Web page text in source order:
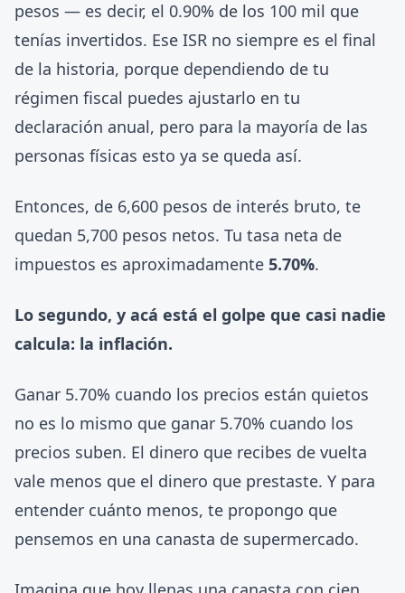
pesos — es decir, el 0.90% de los 100 mil que
tenías invertidos. Ese ISR no siempre es el final
de la historia, porque dependiendo de tu
régimen fiscal puedes ajustarlo en tu
declaración anual, pero para la mayoría de las
personas físicas esto ya se queda así.
Entonces, de 6,600 pesos de interés bruto, te
quedan 5,700 pesos netos. Tu tasa neta de
impuestos es aproximadamente 5.70%.
Lo segundo, y acá está el golpe que casi nadie
calcula: la inflación.
Ganar 5.70% cuando los precios están quietos
no es lo mismo que ganar 5.70% cuando los
precios suben. El dinero que recibes de vuelta
vale menos que el dinero que prestaste. Y para
entender cuánto menos, te propongo que
pensemos en una canasta de supermercado.